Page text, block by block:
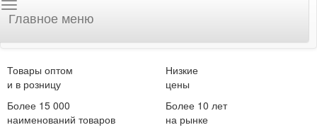
Главное меню
Товары оптом
и в розницу
Низкие
цены
Более 15 000
наименований товаров
Более 10 лет
на рынке